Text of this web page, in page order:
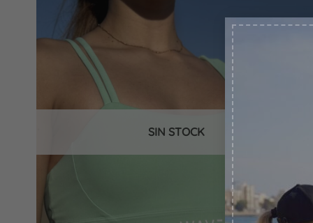
lista
de
SIN STOCK